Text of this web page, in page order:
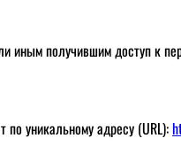
получившим доступ к
уникальному адресу (URL):